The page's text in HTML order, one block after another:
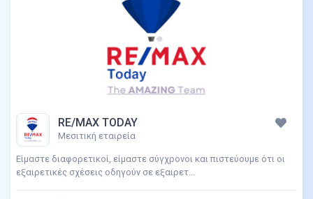
RE/MAX TODAY
Μεσιτική εταιρεία
Είμαστε διαφορετικοί, είμαστε σύγχρονοι και πιστεύουμε ότι οι
εξαιρετικές σχέσεις οδηγούν σε εξαιρετ...